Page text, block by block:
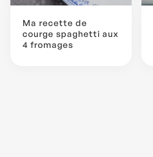
Ma recette de
courge spaghetti aux
4 fromages